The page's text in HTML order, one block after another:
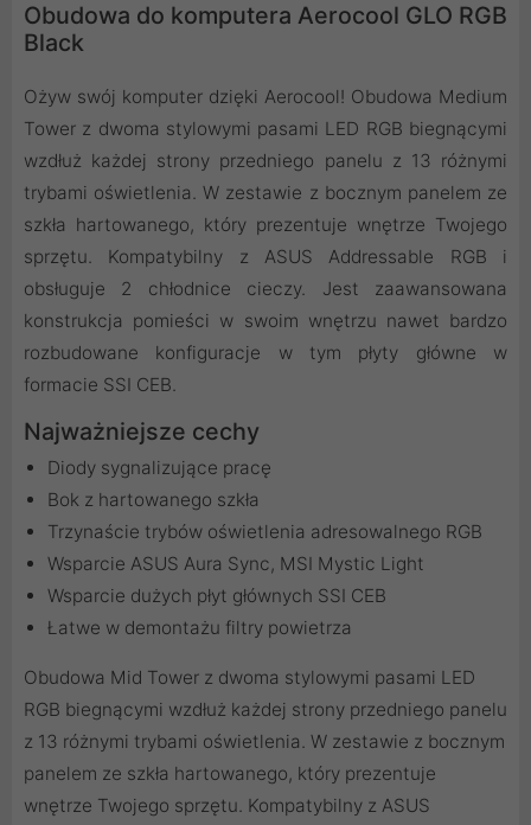
Obudowa do komputera Aerocool GLO RGB
Black
Ożyw swój komputer dzięki Aerocool! Obudowa Medium
Tower z dwoma stylowymi pasami LED RGB biegnącymi
wzdłuż każdej strony przedniego panelu z 13 różnymi
trybami oświetlenia. W zestawie z bocznym panelem ze
szkła hartowanego, który prezentuje wnętrze Twojego
sprzętu. Kompatybilny z ASUS Addressable RGB i
obsługuje 2 chłodnice cieczy. Jest zaawansowana
konstrukcja pomieści w swoim wnętrzu nawet bardzo
rozbudowane konfiguracje w tym płyty główne w
formacie SSI CEB.
Najważniejsze cechy
Diody sygnalizujące pracę
Bok z hartowanego szkła
Trzynaście trybów oświetlenia adresowalnego RGB
Wsparcie ASUS Aura Sync, MSI Mystic Light
Wsparcie dużych płyt głównych SSI CEB
Łatwe w demontażu filtry powietrza
Obudowa Mid Tower z dwoma stylowymi pasami LED
RGB biegnącymi wzdłuż każdej strony przedniego panelu
z 13 różnymi trybami oświetlenia. W zestawie z bocznym
panelem ze szkła hartowanego, który prezentuje
wnętrze Twojego sprzętu. Kompatybilny z ASUS